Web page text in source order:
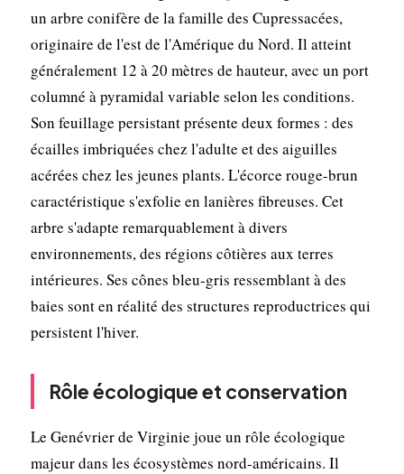
un arbre conifère de la famille des Cupressacées,
originaire de l'est de l'Amérique du Nord. Il atteint
généralement 12 à 20 mètres de hauteur, avec un port
columné à pyramidal variable selon les conditions.
Son feuillage persistant présente deux formes : des
écailles imbriquées chez l'adulte et des aiguilles
acérées chez les jeunes plants. L'écorce rouge-brun
caractéristique s'exfolie en lanières fibreuses. Cet
arbre s'adapte remarquablement à divers
environnements, des régions côtières aux terres
intérieures. Ses cônes bleu-gris ressemblant à des
baies sont en réalité des structures reproductrices qui
persistent l'hiver.
Rôle écologique et conservation
Le Genévrier de Virginie joue un rôle écologique
majeur dans les écosystèmes nord-américains. Il